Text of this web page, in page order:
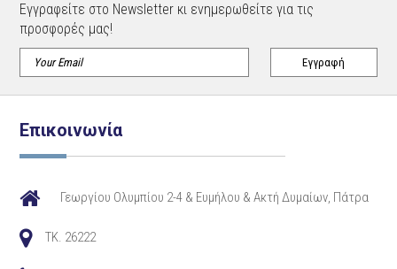
Εγγραφείτε στο Newsletter κι ενημερωθείτε για τις
προσφορές μας!
Επικοινωνία
Γεωργίου Ολυμπίου 2-4 & Ευμήλου & Ακτή Δυμαίων, Πάτρα
TK. 26222